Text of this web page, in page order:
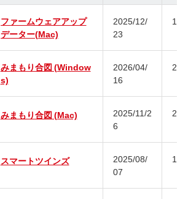
ファームウェアアップ
データー(Mac)
2025/12/
23
みまもり合図 (Window
s)
2026/04/
16
みまもり合図 (Mac)
2025/11/2
6
スマートツインズ
2025/08/
07